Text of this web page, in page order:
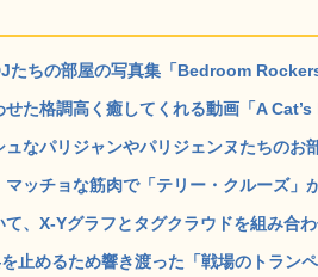
たちの部屋の写真集「Bedroom
た格調高く癒してくれる動画「A
なパリジャンやパリジェンヌたちのお
ッチョな筋肉で「テリー・クルーズ」
、X-Yグラフとタグクラウドを組み合
止めるため響き渡った「戦場のトラン